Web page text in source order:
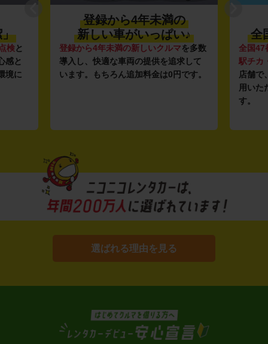
」
検と
感と
境に
登録から4年未満の
新しい車がいっぱい♪
登録から4年未満の新しいクルマを多数
導入し、快適な車両の提供を追求して
います。もちろん追加料金は0円です。
全
全国47
駅チカ
店舗で
用いた
す。
選ばれる理由を見る